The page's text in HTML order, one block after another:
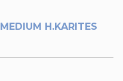
MEDIUM H.KARITES